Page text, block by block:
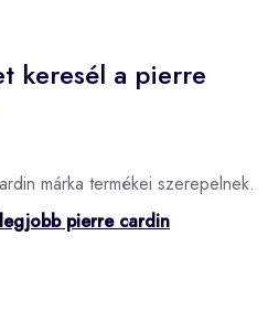
keresél a pierre
márka termékei szerepelnek.
legjobb pierre cardin